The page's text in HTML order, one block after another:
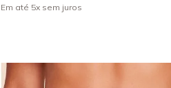
Em até 5x sem juros